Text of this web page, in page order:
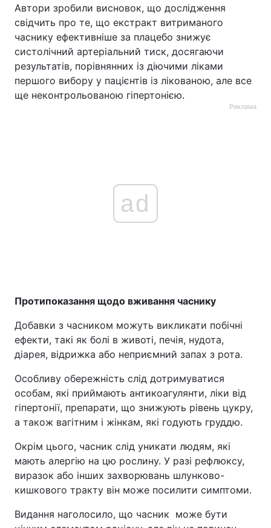
Автори зробили висновок, що дослідження
свідчить про те, що екстракт витриманого
часнику ефективніше за плацебо знижує
систолічний артеріальний тиск, досягаючи
результатів, порівнянних із діючими ліками
першого вибору у пацієнтів із лікованою, але все
ще неконтрольованою гіпертонією.
Реклама
ad
Протипоказання щодо вживання часнику
Добавки з часником можуть викликати побічні
ефекти, такі як болі в животі, печія, нудота,
діарея, відрижка або неприємний запах з рота.
Особливу обережність слід дотримуватися
особам, які приймають антикоагулянти, ліки від
гіпертонії, препарати, що знижують рівень цукру,
а також вагітним і жінкам, які годують груддю.
Окрім цього, часник слід уникати людям, які
мають алергію на цю рослину. У разі рефлюксу,
виразок або інших захворювань шлунково-
кишкового тракту він може посилити симптоми.
Видання наголосило, що часник може бути